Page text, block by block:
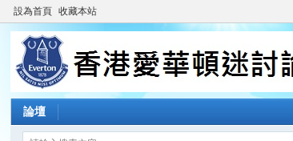
設為首頁 收藏本站
論壇